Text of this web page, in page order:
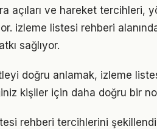
açıları ve hareket tercihleri,
izleme listesi rehberi
sağlıyor.
doğru anlamak, izleme
kişiler için daha doğru bir
rehberi tercihlerini